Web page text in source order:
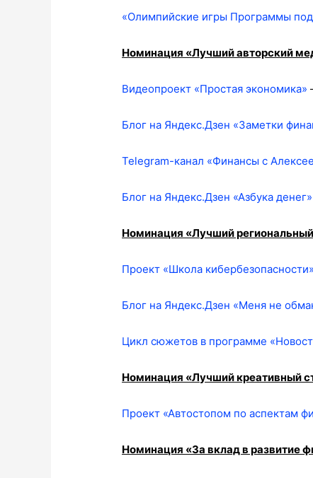
«Олимпийские игры Программы
Номинация «Лучший авторский
Видеопроект «Простая экономика»
Блог на Яндекс.Дзен «Заметки
Telegram-канал «Финансы с
Блог на Яндекс.Дзен «Азбука денег»
Номинация «Лучший
Проект «Школа кибербезопасности»
Блог на Яндекс.Дзен «Меня не
Цикл сюжетов в программе
Номинация «Лучший креативный
Проект «Автостопом по аспектам
Номинация «За вклад в развитие